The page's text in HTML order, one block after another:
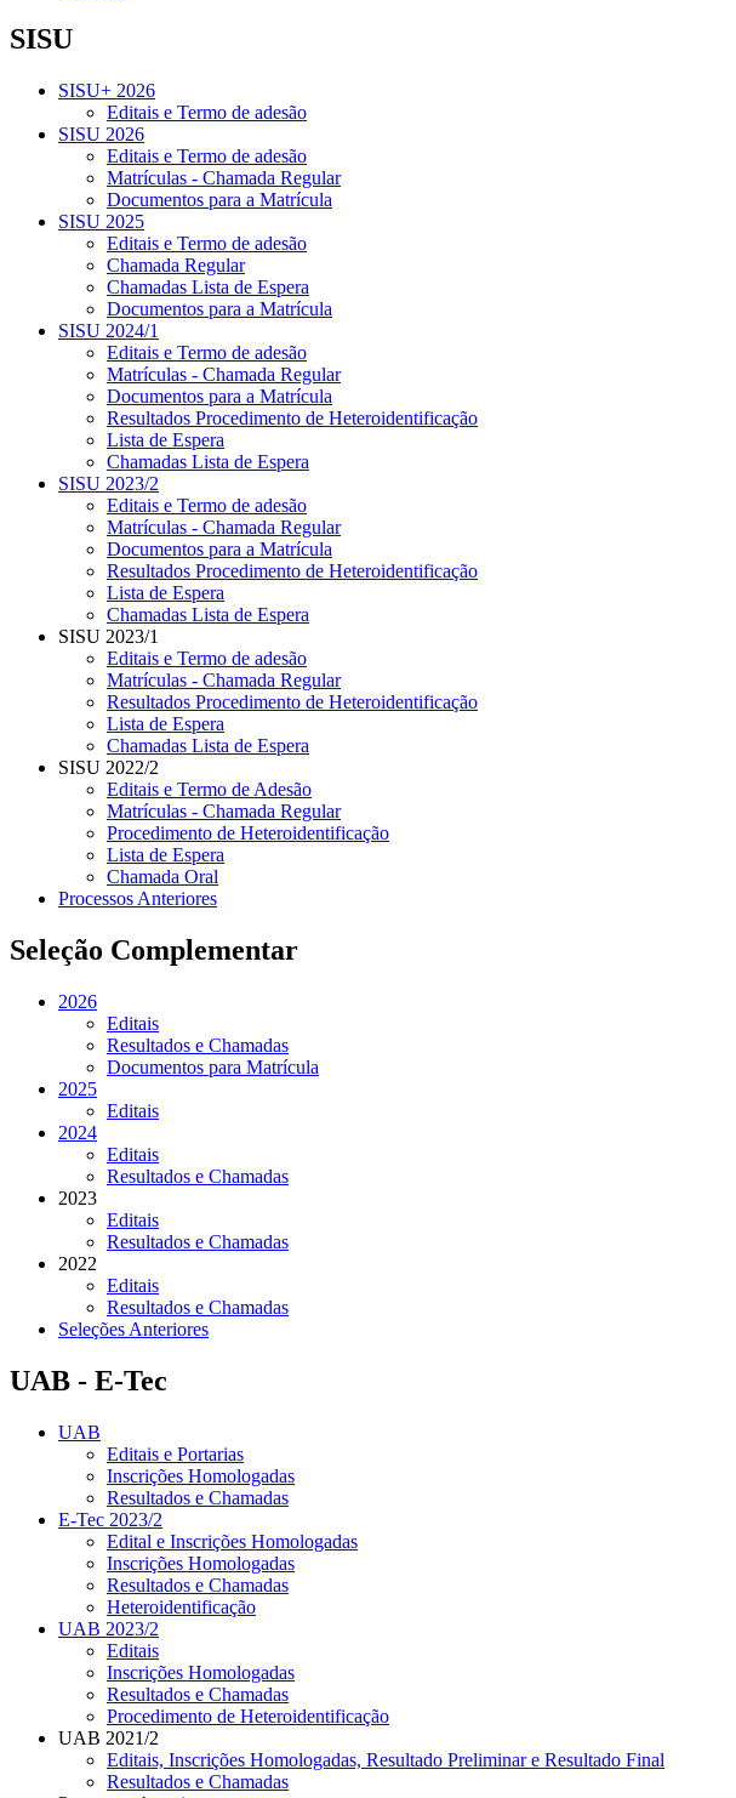
SISU
SISU+ 2026
Editais e Termo de adesão
SISU 2026
Editais e Termo de adesão
Matrículas - Chamada Regular
Documentos para a Matrícula
SISU 2025
Editais e Termo de adesão
Chamada Regular
Chamadas Lista de Espera
Documentos para a Matrícula
SISU 2024/1
Editais e Termo de adesão
Matrículas - Chamada Regular
Documentos para a Matrícula
Resultados Procedimento de Heteroidentificação
Lista de Espera
Chamadas Lista de Espera
SISU 2023/2
Editais e Termo de adesão
Matrículas - Chamada Regular
Documentos para a Matrícula
Resultados Procedimento de Heteroidentificação
Lista de Espera
Chamadas Lista de Espera
SISU 2023/1
Editais e Termo de adesão
Matrículas - Chamada Regular
Resultados Procedimento de Heteroidentificação
Lista de Espera
Chamadas Lista de Espera
SISU 2022/2
Editais e Termo de Adesão
Matrículas - Chamada Regular
Procedimento de Heteroidentificação
Lista de Espera
Chamada Oral
Processos Anteriores
Seleção Complementar
2026
Editais
Resultados e Chamadas
Documentos para Matrícula
2025
Editais
2024
Editais
Resultados e Chamadas
2023
Editais
Resultados e Chamadas
2022
Editais
Resultados e Chamadas
Seleções Anteriores
UAB - E-Tec
UAB
Editais e Portarias
Inscrições Homologadas
Resultados e Chamadas
E-Tec 2023/2
Edital e Inscrições Homologadas
Inscrições Homologadas
Resultados e Chamadas
Heteroidentificação
UAB 2023/2
Editais
Inscrições Homologadas
Resultados e Chamadas
Procedimento de Heteroidentificação
UAB 2021/2
Editais, Inscrições Homologadas, Resultado Preliminar e Resultado Final
Resultados e Chamadas